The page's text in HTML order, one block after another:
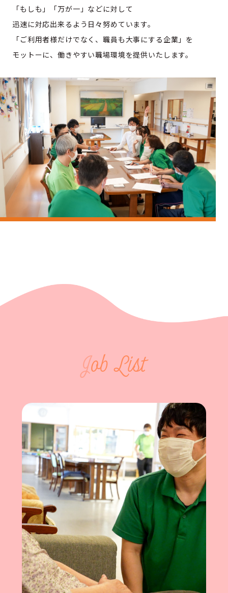
「もしも」「万が一」などに対して
迅速に対応出来るよう日々努めています。
「ご利用者様だけでなく、職員も大事にする企業」を
モットーに、働きやすい職場環境を提供いたします。
Job List